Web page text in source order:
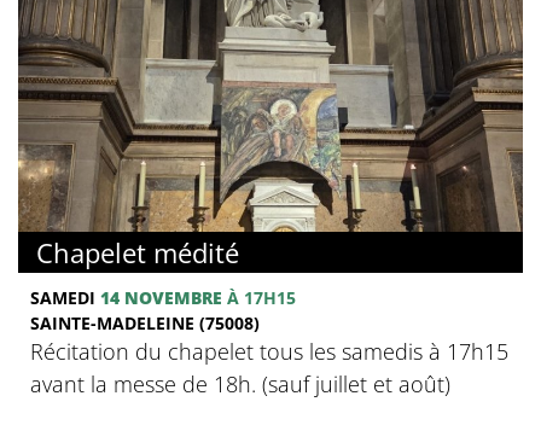
Chapelet médité
SAMEDI 14 NOVEMBRE À 17H15
SAINTE-MADELEINE (75008)
Récitation du chapelet tous les samedis à 17h15
avant la messe de 18h. (sauf juillet et août)